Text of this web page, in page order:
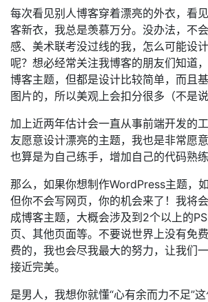
每次看见别人博客穿着漂亮的外衣，看
客新衣，我总是羡慕万分。没办法，不
感、美术联考没过线的我，怎么可能设
呢？想必经常关注我博客的朋友们知道
博客主题，但都是设计比较简单，而且
图片的，所以美观上会扣分很多（不是
加上近两年估计会一直从事前端开发的
友愿意设计漂亮的主题，我也是非常愿
也算是为自己练手，增加自己的代码熟
那么，如果你想制作WordPress主题，
但你不会写网页，你的机会来了！我将
成博客主题，大概会涉及到2个以上的
页、其他页面等。不要说世界上没有免
费的，我也会尽我最大的努力，让我们
接近完美。
是男人，我想你就懂“心有余而力不足”